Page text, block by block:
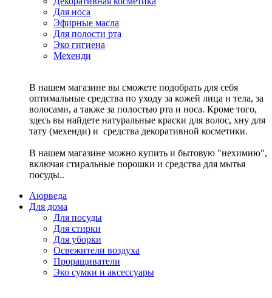
Для носа
Эфирные масла
Для полости рта
Эко гигиена
Мехенди
В нашем магазине вы сможете подобрать для себя
оптимальные средства по уходу за кожей лица и тела, за
волосами, а также за полостью рта и носа. Кроме того,
здесь вы найдете натуральные краски для волос, хну для
тату (мехенди) и средства декоративной косметики.
В нашем магазине можно купить и бытовую "нехимию",
включая стиральные порошки и средства для мытья
посуды..
Аюрведа
Для дома
Для посуды
Для стирки
Для уборки
Освежители воздуха
Проращиватели
Эко сумки и аксессуары